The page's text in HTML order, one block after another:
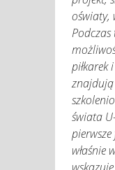
oświaty,
piłkarek
znajdują
świata
właśnie